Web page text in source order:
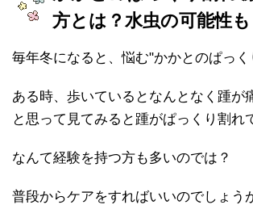
方とは？水虫の可能性も
毎年冬になると、悩む"かかとのぱっ
ある時、歩いているとなんとなく踵が
と思って見てみると踵がぱっくり割れ
なんて経験を持つ方も多いのでは？
普段からケアをすればいいのでしょう